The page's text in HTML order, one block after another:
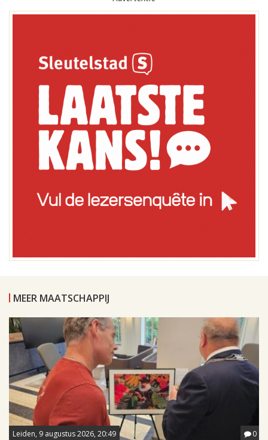
MEER MAATSCHAPPIJ
Leiden, 9 augustus 2026, 20:49 0